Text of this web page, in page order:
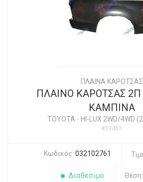
ΠΛΑΙΝΑ ΚΑΡΟΤΣΑΣ
ΠΛΑΙΝΟ ΚΑΡΟΤΣΑΣ
ΚΑΜΠΙΝΑ
TOYOTA - HI-LUX 2WD/4WD
#29467
Κωδικός: 032102761
Διαθέσιμο Θέση: